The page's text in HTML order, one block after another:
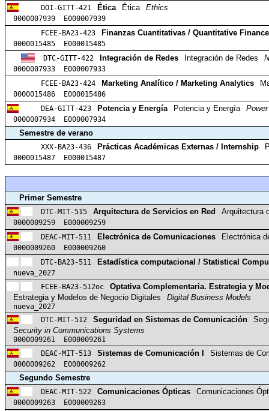
DOI-GITT-421
Ética Ética
Ethics
0000007939 E000007939
FCEE-BA23-423
Finanzas Cuantitativas / Quantitative Finance
0000015485 E000015485
DTC-GITT-422
Integración de Redes Integración de Redes
0000007933 E000007933
FCEE-BA23-424
Marketing Analítico / Marketing Analytics
0000015486 E000015486
DEA-GITT-423
Potencia y Energía Potencia y Energía
0000007934 E000007934
Semestre de verano
XXX-BA23-436
Prácticas Académicas Externas / Internship
0000015487 E000015487
Primer Semestre
DTC-MIT-515
Arquitectura de Servicios en Red
Arquitectura
0000009259 E000009259
DEAC-MIT-511
Electrónica de Comunicaciones
Electrónica
0000009260 E000009260
DTC-BA23-511
Estadística computacional / Statistical
nueva_2027
FCEE-BA23-512oc
Optativa Complementaria. Estrategia y
Estrategia y Modelos de Negocio Digitales
Digital Business Models
nueva_2027
DTC-MIT-512
Seguridad en Sistemas de Comunicación
Security in Communications Systems
0000009261 E000009261
DEAC-MIT-513
Sistemas de Comunicación I
Sistemas de
0000009262 E000009262
Segundo Semestre
DEAC-MIT-522
Comunicaciones Ópticas
Comunicaciones
0000009263 E000009263